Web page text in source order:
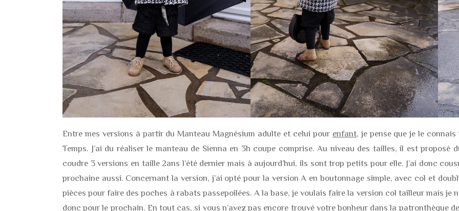
Entre mes versions à partir du Manteau Magnésium adulte et celui pour enfant, je pense que je le
Temps. J’ai du réaliser le manteau de Sienna en 3h coupe comprise. Au niveau des tailles, il est proposé
coudre 3 versions en taille 2ans l’été dernier mais à aujourd’hui, ils sont trop petits pour elle. J’ai donc
prochaine aussi. Concernant la version, j’ai opté pour la version A en boutonnage simple, avec col et
pièces pour faire des poches à rabats passepoilées. A la base, je voulais faire la version col tailleur mais je
donc pour le prochain. En tout cas, si vous n’avez pas encore trouvé votre bonheur dans la patronthèque